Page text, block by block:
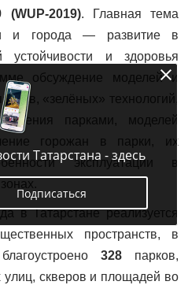
(WUP-2019). Главная тема
и города — развитие в
устойчивости и здоровья
обсуждение моделей и
«зелёных» технологий,
парками, моделей
горожан в парки, их
эксплуатации в
в Татарстане реализуется
пространств, в
328 парков,
скверов и площадей во
Татарстана - здесь
Подписаться